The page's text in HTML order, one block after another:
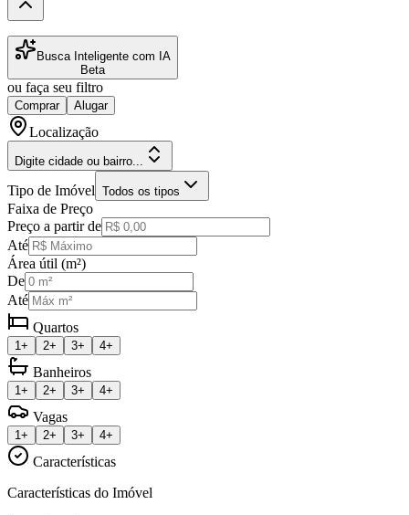
Busca Inteligente com IA
Beta
ou faça seu filtro
Comprar Alugar
Localização
Digite cidade ou bairro...
Tipo de Imóvel Todos os tipos
Faixa de Preço
Preço a partir de
Até
Área útil (m²)
De
Até
Quartos
1+ 2+ 3+ 4+
Banheiros
1+ 2+ 3+ 4+
Vagas
1+ 2+ 3+ 4+
Características
Características do Imóvel